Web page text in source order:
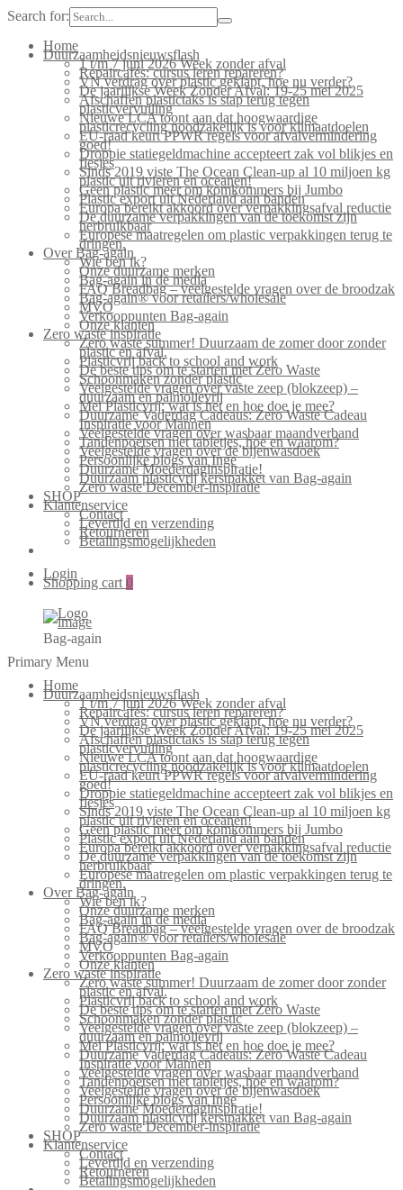
Search for:
Home
Duurzaamheidsnieuwsflash
1 t/m 7 juni 2026 Week zonder afval
Repaircafés: cursus leren repareren?
VN verdrag over plastic geklapt, hoe nu verder?
De jaarlijkse Week Zonder Afval: 19-25 mei 2025
Afschaffen plastictaks is stap terug tegen
plasticvervuiling
Nieuwe LCA toont aan dat hoogwaardige
plasticrecycling noodzakelijk is voor klimaatdoelen
EU-raad keurt PPWR regels voor afvalvermindering
goed!
Droppie statiegeldmachine accepteert zak vol blikjes en
flesjes
Sinds 2019 viste The Ocean Clean-up al 10 miljoen kg
plastic uit rivieren en oceanen!
Geen plastic meer om komkommers bij Jumbo
Plastic export uit Nederland aan banden
Europa bereikt akkoord over verpakkingsafval reductie
De duurzame verpakkingen van de toekomst zijn
herbruikbaar
Europese maatregelen om plastic verpakkingen terug te
dringen.
Over Bag-again
Wie ben ik?
Onze duurzame merken
Bag-again in de media
FAQ Breadbag – veelgestelde vragen over de broodzak
Bag-again® voor retailers/wholesale
MVO
Verkooppunten Bag-again
Onze klanten
Zero waste inspiratie
Zero waste summer! Duurzaam de zomer door zonder
plastic en afval.
Plasticvrij back to school and work
De beste tips om te starten met Zero Waste
Schoonmaken zonder plastic
Veelgestelde vragen over vaste zeep (blokzeep) –
duurzaam en palmolievrij
Mei Plasticvrij: wat is het en hoe doe je mee?
Duurzame Vaderdag Cadeaus: Zero Waste Cadeau
Inspiratie voor Mannen
Veelgestelde vragen over wasbaar maandverband
Tandenpoetsen met tabletjes, hoe en waarom?
Veelgestelde vragen over de bijenwasdoek
Persoonlijke blogs van Inge
Duurzame Moederdaginspiratie!
Duurzaam plasticvrij kerstpakket van Bag-again
Zero waste December-inspiratie
SHOP
Klantenservice
Contact
Levertijd en verzending
Retourneren
Betalingsmogelijkheden
Login
Shopping cart 0
Bag-again
Primary Menu
Home
Duurzaamheidsnieuwsflash
1 t/m 7 juni 2026 Week zonder afval
Repaircafés: cursus leren repareren?
VN verdrag over plastic geklapt, hoe nu verder?
De jaarlijkse Week Zonder Afval: 19-25 mei 2025
Afschaffen plastictaks is stap terug tegen
plasticvervuiling
Nieuwe LCA toont aan dat hoogwaardige
plasticrecycling noodzakelijk is voor klimaatdoelen
EU-raad keurt PPWR regels voor afvalvermindering
goed!
Droppie statiegeldmachine accepteert zak vol blikjes en
flesjes
Sinds 2019 viste The Ocean Clean-up al 10 miljoen kg
plastic uit rivieren en oceanen!
Geen plastic meer om komkommers bij Jumbo
Plastic export uit Nederland aan banden
Europa bereikt akkoord over verpakkingsafval reductie
De duurzame verpakkingen van de toekomst zijn
herbruikbaar
Europese maatregelen om plastic verpakkingen terug te
dringen.
Over Bag-again
Wie ben ik?
Onze duurzame merken
Bag-again in de media
FAQ Breadbag – veelgestelde vragen over de broodzak
Bag-again® voor retailers/wholesale
MVO
Verkooppunten Bag-again
Onze klanten
Zero waste inspiratie
Zero waste summer! Duurzaam de zomer door zonder
plastic en afval.
Plasticvrij back to school and work
De beste tips om te starten met Zero Waste
Schoonmaken zonder plastic
Veelgestelde vragen over vaste zeep (blokzeep) –
duurzaam en palmolievrij
Mei Plasticvrij: wat is het en hoe doe je mee?
Duurzame Vaderdag Cadeaus: Zero Waste Cadeau
Inspiratie voor Mannen
Veelgestelde vragen over wasbaar maandverband
Tandenpoetsen met tabletjes, hoe en waarom?
Veelgestelde vragen over de bijenwasdoek
Persoonlijke blogs van Inge
Duurzame Moederdaginspiratie!
Duurzaam plasticvrij kerstpakket van Bag-again
Zero waste December-inspiratie
SHOP
Klantenservice
Contact
Levertijd en verzending
Retourneren
Betalingsmogelijkheden